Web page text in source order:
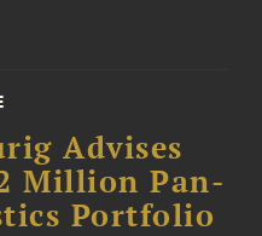
Advises
Million Pan-
Portfolio